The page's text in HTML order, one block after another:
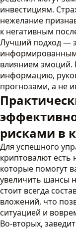
инвестициям.
нежелание
к негативным
Лучший подход —
влиянием эмоций.
информацию,
прогнозами, а не
рисками в
Для успешного
криптовалют есть
которые помогут
увеличить шансы
стоит всегда
вложений, что
ситуацией и
Во-вторых,